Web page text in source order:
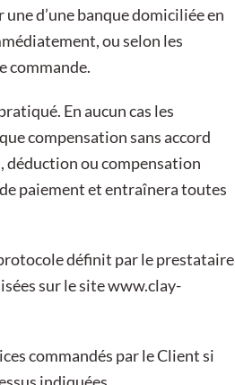
d’une banque domiciliée en
ou selon les
commande.
En aucun cas les
compensation sans accord
déduction ou compensation
paiement et entraînera toutes
définit par le prestataire
sur le sitewww.clay-
commandés par le Client si